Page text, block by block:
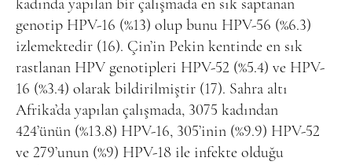
kadında yapılan bir çalışmada en sık saptanan
genotip HPV-16 (%13) olup bunu HPV-56 (%6.3)
izlemektedir (16). Çin’in Pekin kentinde en sık
rastlanan HPV genotipleri HPV-52 (%5.4) ve HPV-
16 (%3.4) olarak bildirilmiştir (17). Sahra altı
Afrika’da yapılan çalışmada, 3075 kadından
424’ünün (%13.8) HPV-16, 305’inin (%9.9) HPV-52
ve 279’unun (%9) HPV-18 ile infekte olduğu